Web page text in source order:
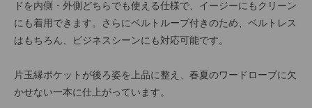
ドを内側・外側どちらでも使える仕様で、イージーにもクリーン
にも着用できます。さらにベルトループ付きのため、ベルトレス
はもちろん、ビジネスシーンにも対応可能です。
片玉縁ポケットが後ろ姿を上品に整え、春夏のワードローブに欠
かせない一本に仕上がっています。